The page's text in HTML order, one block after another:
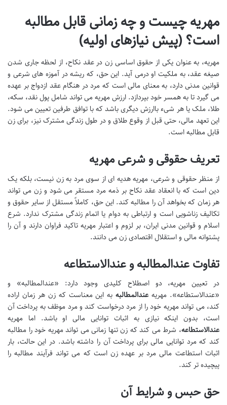
مهریه چیست و چه زمانی قابل مطالبه
است؟ (پیش نیازهای اولیه)
مهریه، به عنوان یکی از حقوق اساسی زن در عقد نکاح، از لحظه جاری شدن
صیغه عقد، به ملکیت او درمی آید. این حق، که ریشه در آموزه های شرعی و
قوانین مدنی دارد، به معنای مالی است که مرد در هنگام عقد ازدواج بر عهده
می گیرد تا به همسر خود بپردازد. ارزش مهریه می تواند شامل پول نقد، سکه،
طلا، ملک یا هر شیء باارزش دیگری باشد که با توافق طرفین تعیین می شود.
این تعهد مالی، حتی قبل از وقوع طلاق و در طول زندگی مشترک نیز، برای زن
قابل مطالبه است.
تعریف حقوقی و شرعی مهریه
از منظر حقوقی و شرعی، مهریه هدیه ای از سوی مرد به زن نیست، بلکه یک
دین است که با انعقاد عقد نکاح بر ذمه مرد مستقر می شود و زن می تواند
هر زمان که بخواهد آن را مطالبه کند. این حق، کاملاً مستقل از سایر حقوق و
تکالیف زناشویی است و ارتباطی به دوام یا اتمام زندگی مشترک ندارد. شرع
اسلام و قوانین مدنی ایران، بر لزوم و اعتبار مهریه تاکید فراوان دارند و آن را
پشتوانه مالی و استقلال اقتصادی زن می دانند.
تفاوت عندالمطالبه و عندالاستطاعه
در تعیین مهریه، دو اصطلاح کلیدی وجود دارد: «عندالمطالبه» و
«عندالاستطاعه». مهریه عندالمطالبهبه این معناست که زن هر زمان اراده
کند، می تواند مهریه خود را از مرد درخواست کند و مرد موظف به پرداخت آن
است، بدون اینکه نیازی به اثبات توانایی مالی او باشد. اما مهریه
عندالاستطاعه، شرط می کند که زن تنها زمانی می تواند مهریه خود را مطالبه
کند که مرد توانایی مالی برای پرداخت آن را داشته باشد. در این حالت، بار
اثبات استطاعت مالی مرد بر عهده زن است که می تواند فرآیند مطالبه را
پیچیده تر کند.
حق حبس و شرایط آن